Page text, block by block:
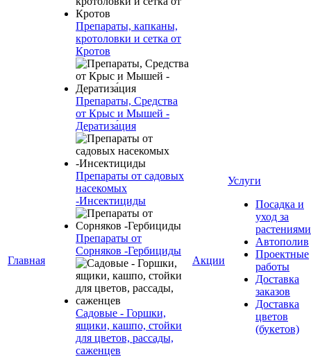
Главная
Препараты, капканы,
кротоловки и сетка от
Кротов
Препараты, Средства
от Крыс и Мышей -
Дератиза́ция
Препараты от садовых
насекомых
-Инсектициды
Препараты от
Сорняков -Гербициды
Садовые - Горшки,
ящики, кашпо, стойки
для цветов, рассады,
саженцев
Акции
Услуги
Посадка и
уход за
растениями
Автополив
Проектные
работы
Доставка
заказов
Доставка
цветов
(букетов)